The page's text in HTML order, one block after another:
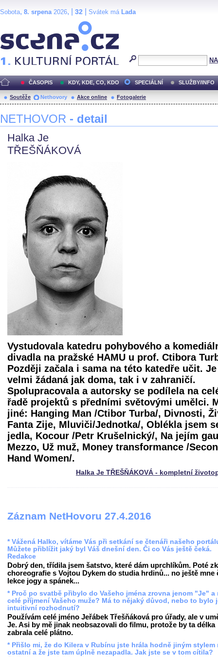
Sobota, 8. srpena2026, | 32 Svátek má Lada
ČASOPIS KDY, KDE, CO, KDO SPECIÁLNÍ SLUŽBY/INFO
Soutěže Nethovory Akce online Fotogalerie
NETHOVOR - detail
Halka Je
TŘEŠŇÁKOVÁ
Vystudovala katedru pohybového a
divadla na pražské HAMU u prof. Ctibora
Později začala i sama na této katedře učit. Je
velmi žádaná jak doma, tak i v zahraničí.
Spolupracovala a autorsky se podílela na
řadě projektů s předními světovými umělci.
jiné: Hanging Man /Ctibor Turba/, Divnosti,
Fanta Zije, Mluviči/Jednotka/, Oblékla jsem
jedla, Kocour /Petr Krušelnický/, Na jejím
Mezzo, Už muž, Money transformance /
Hand Women/.
Halka Je TŘEŠŇÁKOVÁ - kompletní
Záznam NetHovoru 27.4.2016
* Vážená Halko, vítáme Vás při setkání se čtenáři našeho
Můžete přiblížit jaký byl Váš dnešní den. Či co Vás ještě čeká.
Redakce
Dobrý den, třídila jsem šatstvo, které dám uprchlíkům. Poté
choreografie s Vojtou Dykem do studia hrdinů... no ještě mne
lekce jogy a spánek...
* Proč po svatbě přibylo do Vašeho jména zrovna jenom "Je" a
celé příjmení Vašeho muže? Má to nějaký důvod, nebo to bylo
intuitivní rozhodnutí?
Používám celé jméno Jeřábek Třešňáková pro úřady, ale v
Je. Asi by mě jinak neobsazovali do filmu, protože by ta délka
zabrala celé plátno.
* Přišlo mi, že do Kilera v Rubínu jste hrála hodně jiným stylem
ostatní a že jste tam úplně nezapadla. Jak jste se v tom cítila?